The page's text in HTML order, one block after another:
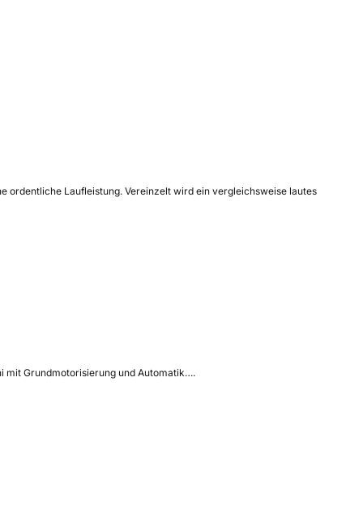
ordentliche Laufleistung. Vereinzelt wird ein vergleichsweise lautes
mit Grundmotorisierung und Automatik….